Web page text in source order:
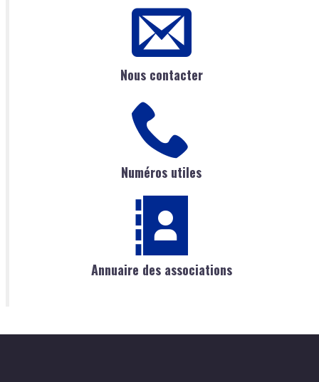
Nous contacter
Numéros utiles
Annuaire des associations